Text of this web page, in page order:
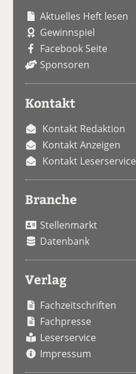
Aktuelles Heft lesen
Gewinnspiel
Facebook Seite
Sponsoren
Kontakt
Kontakt Redaktion
Kontakt Anzeigen
Kontakt Leserservice
Branche
Stellenmarkt
Datenbank
Verlag
Fachzeitschriften
Fachpresse
Leserservice
Impressum